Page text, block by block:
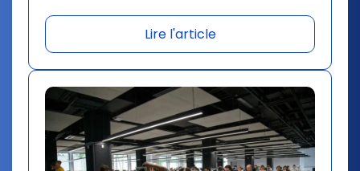
Lire l'article